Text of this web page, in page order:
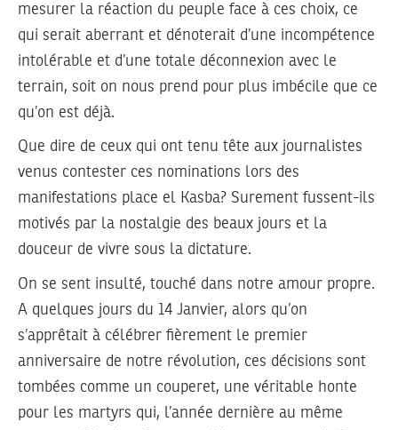
mesurer la réaction du peuple face à ces choix, ce
qui serait aberrant et dénoterait d’une incompétence
intolérable et d’une totale déconnexion avec le
terrain, soit on nous prend pour plus imbécile que ce
qu’on est déjà.
Que dire de ceux qui ont tenu tête aux journalistes
venus contester ces nominations lors des
manifestations place el Kasba? Surement fussent-ils
motivés par la nostalgie des beaux jours et la
douceur de vivre sous la dictature.
On se sent insulté, touché dans notre amour propre.
A quelques jours du 14 Janvier, alors qu’on
s’apprêtait à célébrer fièrement le premier
anniversaire de notre révolution, ces décisions sont
tombées comme un couperet, une véritable honte
pour les martyrs qui, l’année dernière au même